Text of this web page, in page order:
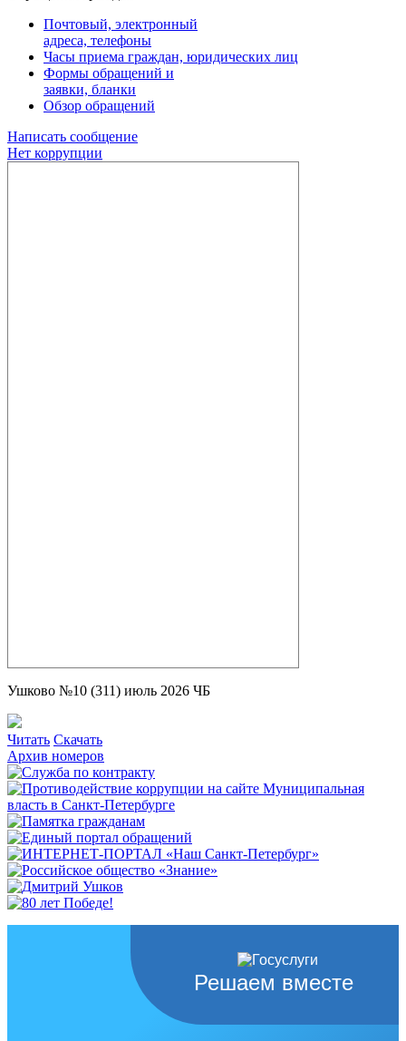
Почтовый, электронный
адреса, телефоны
Часы приема граждан, юридических лиц
Формы обращений и
заявки, бланки
Обзор обращений
Написать сообщение
Нет коррупции
Ушково №10 (311) июль 2026 ЧБ
Читать Скачать
Архив номеров
Решаем вместе